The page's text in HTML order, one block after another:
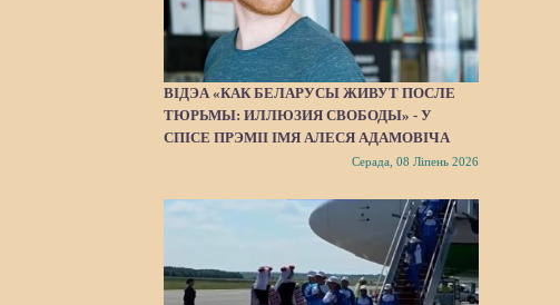
ВІДЭА «КАК БЕЛАРУСЫ ЖИВУТ ПОСЛЕ
ТЮРЬМЫ: ИЛЛЮЗИЯ СВОБОДЫ» - У
СПІСЕ ПРЭМІІ ІМЯ АЛЕСЯ АДАМОВІЧА
Серада, 08 Ліпень 2026